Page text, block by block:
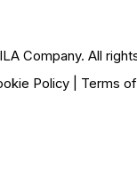
Company. All
Policy
Terms